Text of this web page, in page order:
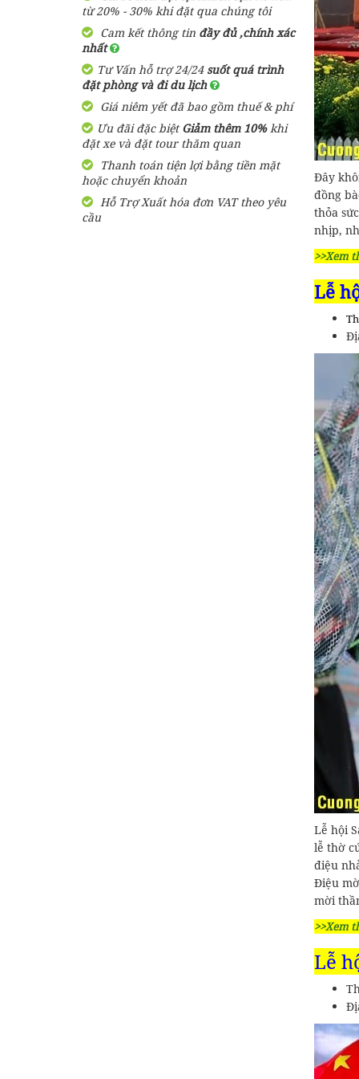
Giá từ:150,000 đ
từ 20% - 30% khi đặt qua chúng tôi
Cam kết thông tin đầy đủ ,chính xác
nhất
Tư Vấn hỗ trợ 24/24 suốt quá trình
đặt phòng và đi du lịch
Giá niêm yết đã bao gồm thuế & phí
Ưu đãi đặc biệtGiảm thêm 10%khi
đặt xe và đặt tour thăm quan
Thanh toán tiện lợi bằng tiền mặt
hoặc chuyển khoản
Hỗ Trợ Xuất hóa đơn VAT theo yêu
cầu
Đây
đồng
thỏa
nhịp,
>>Xem
Lễ
Lễ hội
lễ thờ
điệu
Điệu
mời
>>Xem
Lễ